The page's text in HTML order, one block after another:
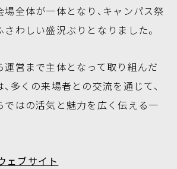
全体が一体となり、キャンパス祭
わしい盛況ぶりとなりました。
営まで主体となって取り組んだ
多くの来場者との交流を通じて、
ではの活気と魅力を広く伝える一
ェブサイト